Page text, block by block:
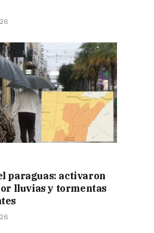
paraguas: activaron
lluvias y tormentas